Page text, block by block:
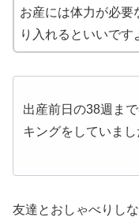
お産には体力が必要
り入れるといいです
出産前日の38週ま
キングをしていまし
友達とおしゃべりし